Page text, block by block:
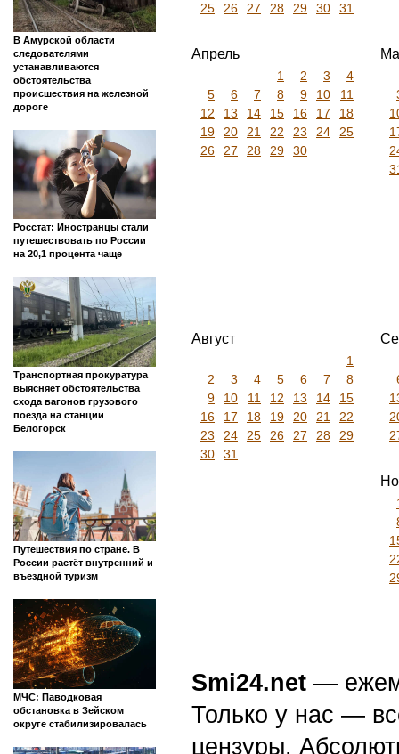
В Амурской области
следователями
устанавливаются
обстоятельства
происшествия на железной
дороге
Росстат: Иностранцы стали
путешествовать по России
на 20,1 процента чаще
Транспортная прокуратура
выясняет обстоятельства
схода вагонов грузового
поезда на станции
Белогорск
Путешествия по стране. В
России растёт внутренний и
въездной туризм
МЧС: Паводковая
обстановка в Зейском
округе стабилизировалась
25
26 27 28 29 30 31
Апрель
1 2 3
4
5
6 7 8 9 10
11
12
13 14 15 16 17
18
19
20 21 22 23 24
25
26
27 28 29 30
Август
1
2
3 4 5 6 7
8
9
10 11 12 13 14
15
16
17 18 19 20 21
22
23
24 25 26 27 28
29
30
31
Smi24.net —
Только у нас —
цензуры.